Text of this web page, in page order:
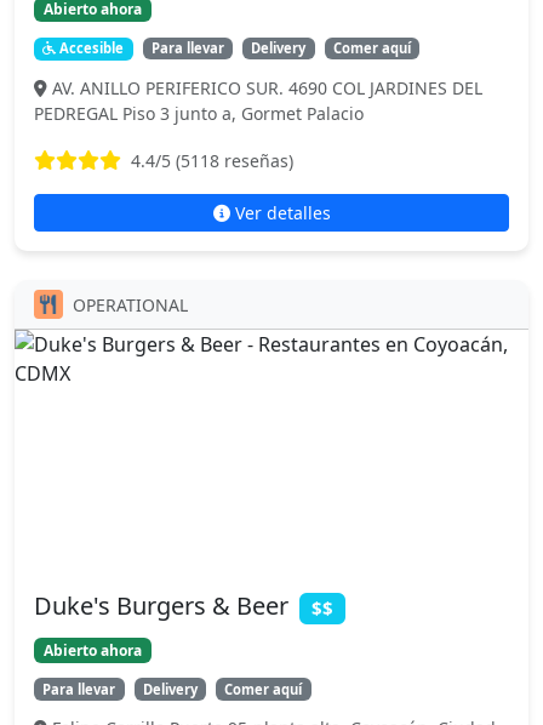
Abierto ahora
Accesible Para llevar Delivery Comer aquí
AV. ANILLO PERIFERICO SUR. 4690 COL JARDINES DEL
PEDREGAL Piso 3 junto a, Gormet Palacio
4.4/5 (5118 reseñas)
Ver detalles
OPERATIONAL
Duke's Burgers & Beer $$
Abierto ahora
Para llevar Delivery Comer aquí